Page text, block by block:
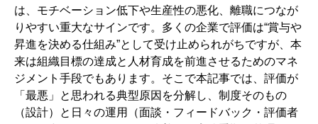
分かるチェックリスト
3-1. 評価基準があいまい／不透明（まず言語化・定義）
3-2. 主観・先入観が入りやすい（評価誤差が起きる場
面）
3-3. 成果だけ・年功だけに偏る（役割・プロセスが落ち
る）
は、モチベーション低下や生産性の悪化、離職につなが
りやすい重大なサインです。多くの企業で評価は“賞与や
昇進を決める仕組み”として受け止められがちですが、本
来は組織目標の達成と人材育成を前進させるためのマネ
ジメント手段でもあります。そこで本記事では、評価が
「最悪」と思われる典型原因を分解し、制度そのもの
（設計）と日々の運用（面談・フィードバック・評価者